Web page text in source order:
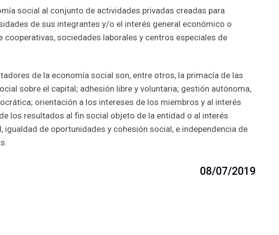
social al conjunto de actividades privadas creadas para
de sus integrantes y/o el interés general económico o
cooperativas, sociedades laborales y centros especiales de
de la economía social son, entre otros, la primacía de las
sobre el capital; adhesión libre y voluntaria; gestión autónoma,
orientación a los intereses de los miembros y al interés
los resultados al fin social objeto de la entidad o al interés
igualdad de oportunidades y cohesión social, e independencia de
08/07/2019